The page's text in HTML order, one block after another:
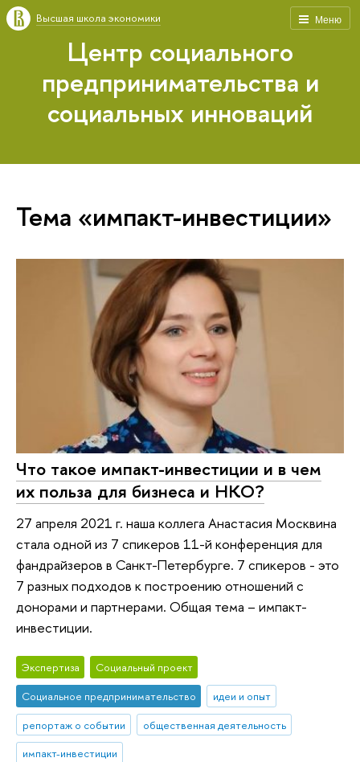
Меню
Высшая школа экономики
Центр социального
предпринимательства и
социальных инноваций
Тема «импакт-инвестиции»
Что такое импакт-инвестиции и в чем
их польза для бизнеса и НКО?
27 апреля 2021 г. наша коллега Анастасия Москвина
стала одной из 7 спикеров 11-й конференция для
фандрайзеров в Санкт-Петербурге. 7 спикеров - это
7 разных подходов к построению отношений с
донорами и партнерами. Общая тема – импакт-
инвестиции.
Экспертиза
Социальный проект
Социальное предпринимательство
идеи и опыт
репортаж о событии
общественная деятельность
импакт-инвестиции